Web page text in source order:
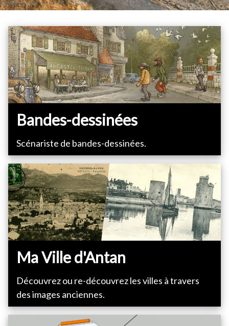
Bandes-dessinées
Scénariste de bandes-dessinées.
Ma Ville d'Antan
Découvrez ou re-découvrez les villes à travers
des images anciennes.